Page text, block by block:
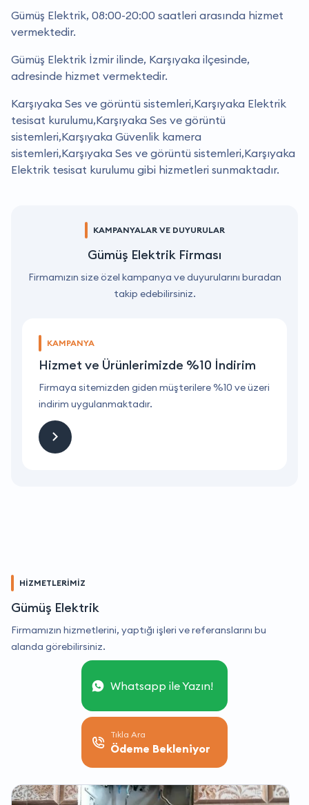
Gümüş Elektrik, 08:00-20:00 saatleri arasında hizmet
vermektedir.
Gümüş Elektrik İzmir ilinde, Karşıyaka ilçesinde,
adresinde hizmet vermektedir.
Karşıyaka Ses ve görüntü sistemleri,Karşıyaka Elektrik
tesisat kurulumu,Karşıyaka Ses ve görüntü
sistemleri,Karşıyaka Güvenlik kamera
sistemleri,Karşıyaka Ses ve görüntü sistemleri,Karşıyaka
Elektrik tesisat kurulumu gibi hizmetleri sunmaktadır.
KAMPANYALAR VE DUYURULAR
Gümüş Elektrik Firması
Firmamızın size özel kampanya ve duyurularını buradan
takip edebilirsiniz.
KAMPANYA
Hizmet ve Ürünlerimizde %10 İndirim
Firmaya sitemizden giden müşterilere %10 ve üzeri
indirim uygulanmaktadır.
HİZMETLERİMİZ
Gümüş Elektrik
Firmamızın hizmetlerini, yaptığı işleri ve referanslarını bu
alanda görebilirsiniz.
Whatsapp ile Yazın!
Tıkla Ara
Ödeme Bekleniyor